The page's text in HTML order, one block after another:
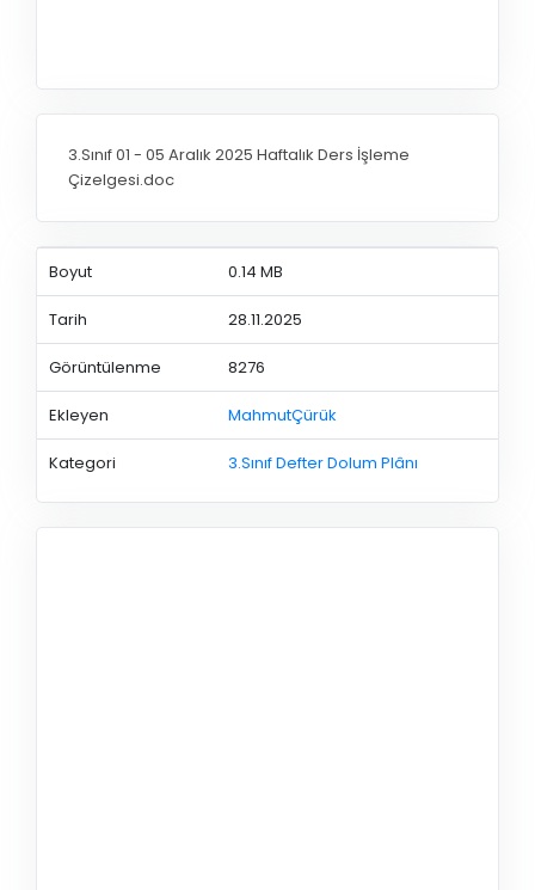
3.Sınıf 01 - 05 Aralık 2025 Haftalık Ders İşleme
Çizelgesi.doc
Boyut 0.14 MB
Tarih 28.11.2025
Görüntülenme 8276
Ekleyen MahmutÇürük
Kategori 3.Sınıf Defter Dolum Plânı